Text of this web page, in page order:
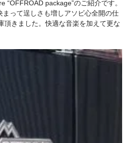
“OFFROAD package”のご紹介です。
って逞しさも増しアソビ心全開の仕
頂きました。快適な音楽を加えて更な